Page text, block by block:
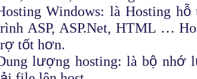
Windows: là Hosting hỗ
ASP, ASP.Net, HTML …
ợ tốt hơn.
lượng hosting: là bộ nhớ l